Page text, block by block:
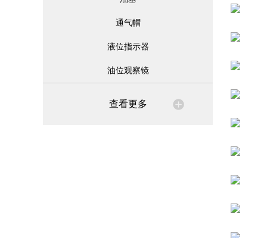
通气帽
液位指示器
油位观察镜
查看更多